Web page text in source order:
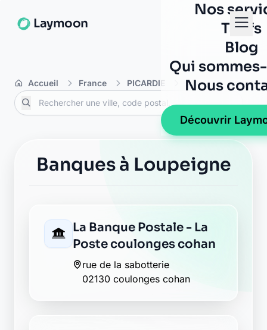
Laymoon
Nos
Tarifs
Blog
Qui
Nous
Découvrir
Accueil France PICARDIE Aisne
Banques à Loupeigne
La Banque Postale - La
Poste coulonges cohan
rue de la sabotterie
02130 coulonges cohan